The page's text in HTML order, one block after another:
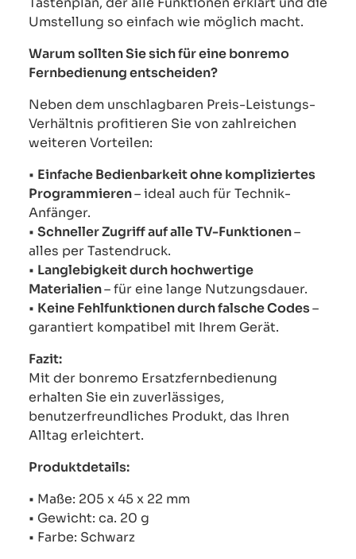
Umstellung so einfach wie möglich macht.
Warum sollten Sie sich für eine bonremo
Fernbedienung entscheiden?
Neben dem unschlagbaren Preis-Leistungs-
Verhältnis profitieren Sie von zahlreichen
weiteren Vorteilen:
• Einfache Bedienbarkeit ohne kompliziertes
Programmieren– ideal auch für Technik-
Anfänger.
• Schneller Zugriff auf alle TV-Funktionen–
alles per Tastendruck.
• Langlebigkeit durch hochwertige
Materialien– für eine lange Nutzungsdauer.
• Keine Fehlfunktionen durch falsche Codes–
garantiert kompatibel mit Ihrem Gerät.
Fazit:
Mit der bonremo Ersatzfernbedienung
erhalten Sie ein zuverlässiges,
benutzerfreundliches Produkt, das Ihren
Alltag erleichtert.
Produktdetails:
• Maße: 205 x 45 x 22 mm
• Gewicht: ca. 20 g
• Farbe: Schwarz